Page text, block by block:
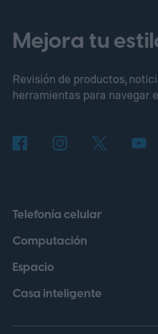
ninguno de los dos.
apagará España al
Mejora tu
Revisión de productos,
herramientas para navegar
Telefonía celular
Computación
Espacio
Casa inteligente